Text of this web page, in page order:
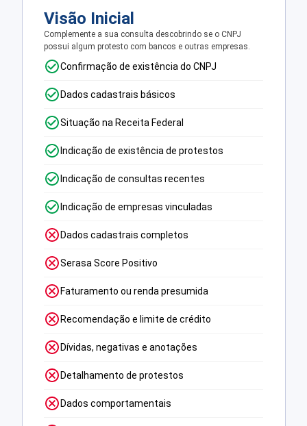
Visão Inicial
Complemente a sua consulta descobrindo se o CNPJ
possui algum protesto com bancos e outras empresas.
Confirmação de existência do CNPJ
Dados cadastrais básicos
Situação na Receita Federal
Indicação de existência de protestos
Indicação de consultas recentes
Indicação de empresas vinculadas
Dados cadastrais completos
Serasa Score Positivo
Faturamento ou renda presumida
Recomendação e limite de crédito
Dívidas, negativas e anotações
Detalhamento de protestos
Dados comportamentais